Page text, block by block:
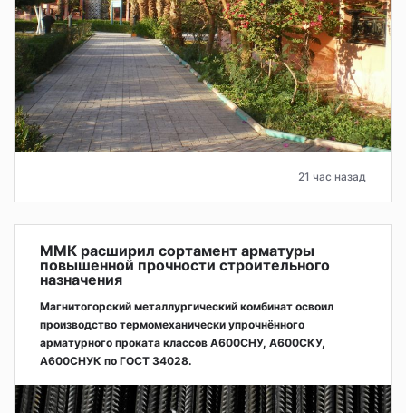
21 час назад
ММК расширил сортамент арматуры
повышенной прочности строительного
назначения
Магнитогорский металлургический комбинат освоил
производство термомеханически упрочнённого
арматурного проката классов А600СНУ, А600СКУ,
А600СНУК по ГОСТ 34028.